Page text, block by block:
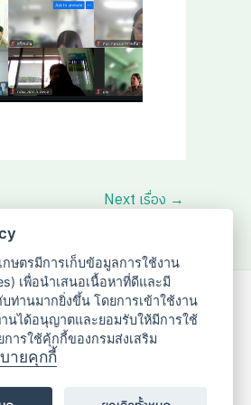
Next เรื่อง →
02-955-1595
กษตรมีการเก็บข้อมูลการใช้งาน
เพื่อนำเสนอเนื้อหาที่ดีและมี
ท่านมากยิ่งขึ้น โดยการเข้าใช้งาน
นได้อนุญาตและยอมรับให้มีการใช้
ารใช้คุ้กกี้ของกรมส่งเสริม
ายคุกกี้